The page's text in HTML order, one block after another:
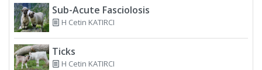
Sub-Acute Fasciolosis
H Cetin KATIRCI
Ticks
H Cetin KATIRCI